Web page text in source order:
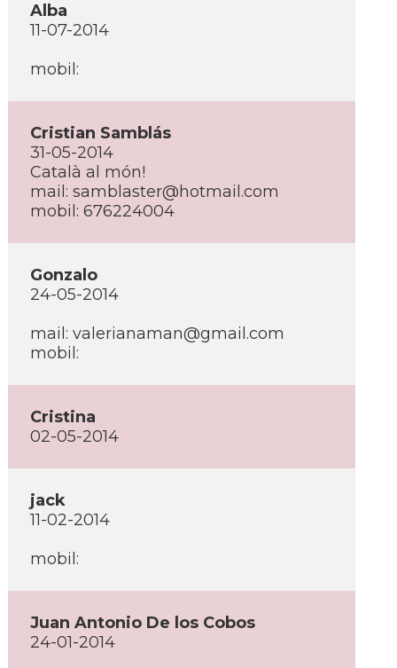
Alba
11-07-2014
mobil:
Cristian Samblás
31-05-2014
Català al món!
mail: samblaster@hotmail.com
mobil: 676224004
Gonzalo
24-05-2014
mail: valerianaman@gmail.com
mobil:
Cristina
02-05-2014
jack
11-02-2014
mobil:
Juan Antonio De los Cobos
24-01-2014